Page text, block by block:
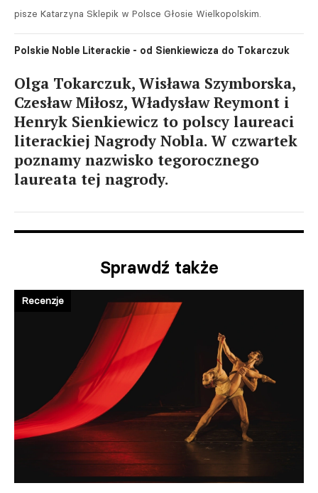
pisze Katarzyna Sklepik w Polsce Głosie Wielkopolskim.
Polskie Noble Literackie - od Sienkiewicza do Tokarczuk
Olga Tokarczuk, Wisława Szymborska,
Czesław Miłosz, Władysław Reymont i
Henryk Sienkiewicz to polscy laureaci
literackiej Nagrody Nobla. W czwartek
poznamy nazwisko tegorocznego
laureata tej nagrody.
Sprawdź także
Recenzje